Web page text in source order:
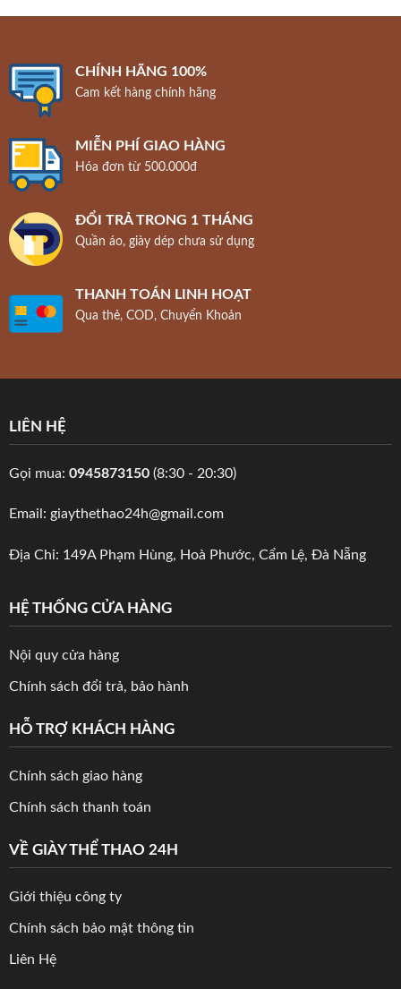
CHÍNH HÃNG 100%
Cam kết hàng chính hãng
MIỄN PHÍ GIAO HÀNG
Hóa đơn từ 500.000đ
ĐỔI TRẢ TRONG 1 THÁNG
Quần áo, giày dép chưa sử dụng
THANH TOÁN LINH HOẠT
Qua thẻ, COD, Chuyển Khoản
LIÊN HỆ
Gọi mua: 0945873150(8:30 - 20:30)
Email: giaythethao24h@gmail.com
Địa Chỉ: 149A Phạm Hùng, Hoà Phước, Cẩm Lệ, Đà Nẵng
HỆ THỐNG CỬA HÀNG
Nội quy cửa hàng
Chính sách đổi trả, bảo hành
HỖ TRỢ KHÁCH HÀNG
Chính sách giao hàng
Chính sách thanh toán
VỀ GIÀY THỂ THAO 24H
Giới thiệu công ty
Chính sách bảo mật thông tin
Liên Hệ